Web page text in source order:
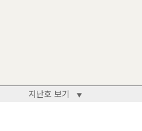
지난호 보기 ▼